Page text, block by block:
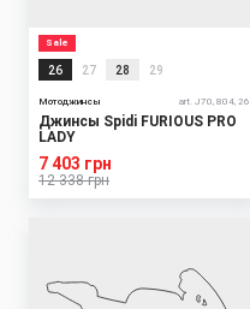
Sale
26 27 28 29
Мотоджинсы art. J70, 804, 26
Джинсы Spidi FURIOUS PRO
LADY
12 338 грн
7 403 грн